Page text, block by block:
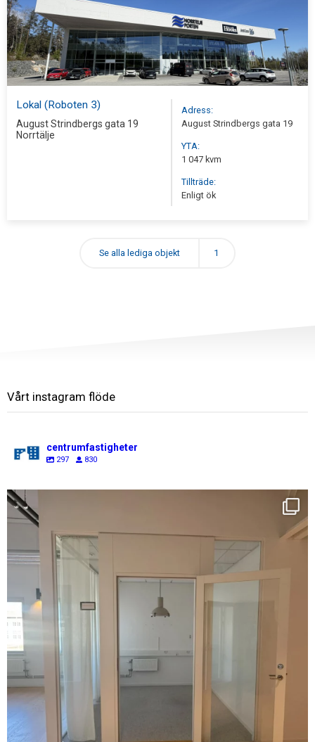
Lokal (Roboten 3)
August Strindbergs gata 19
Norrtälje
Adress:
August Strindbergs gata 19
YTA:
1 047 kvm
Tillträde:
Enligt ök
Se alla lediga objekt 1
Vårt instagram flöde
centrumfastigheter
297 830